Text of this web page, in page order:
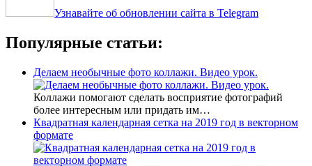
Узнавайте об обновлении сайта в Telegram
Популярные статьи:
Делаем необычные фото коллажи. Видео урок.
Коллажи помогают сделать восприятие фотографий
более интересным или придать им…
Квадратная календарная сетка на 2019 год в векторном
формате